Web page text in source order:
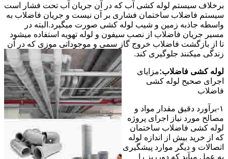
برخلاف سیستم لوله کشی آب که در آن جریان آب تحت فشار است
سیستم فاضلاب ساختمان فشاری بر آن نیست و جریان فاضلاب به
واسطه جاذبه زمین و شیب لوله کشی صورت میگیرد.البته در
مسیر جریان فاضلاب از نصب سیفون و لوله تهویه استفاده میشود
تا از بازگشت فاضلاب خروج گاز سمی و موجوداتی موزی که در آن
زندگی میکنند جلوگیری کند.
لوله کشی فاضلاب:مزایای
اجرای صحیح لوله کشی
فاضلاب
۱-برآورد دقیق مقدار مواد و
مصالح مورد نیاز اجرای پروژه
لوله کشی فاضلاب ساختمان
که از خرید بیش از اندازه لوله
اتصالات و دیگر موارد پیشگیری
به عمل میآید که دورریز را